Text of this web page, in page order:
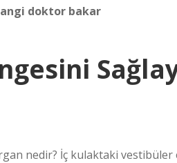
doktor bakar
nedir? İç kulaktaki